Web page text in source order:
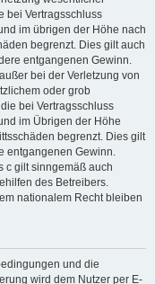
bei Vertragsschluss
im übrigen der Höhe nach
begrenzt. Dies gilt auch
entgangenen Gewinn.
bei der Verletzung von
oder grob
bei Vertragsschluss
im Übrigen der Höhe
begrenzt. Dies gilt
entgangenen Gewinn.
c gilt sinngemäß auch
des Betreibers.
nationalem Recht bleiben
und die
wird dem Nutzer per E-